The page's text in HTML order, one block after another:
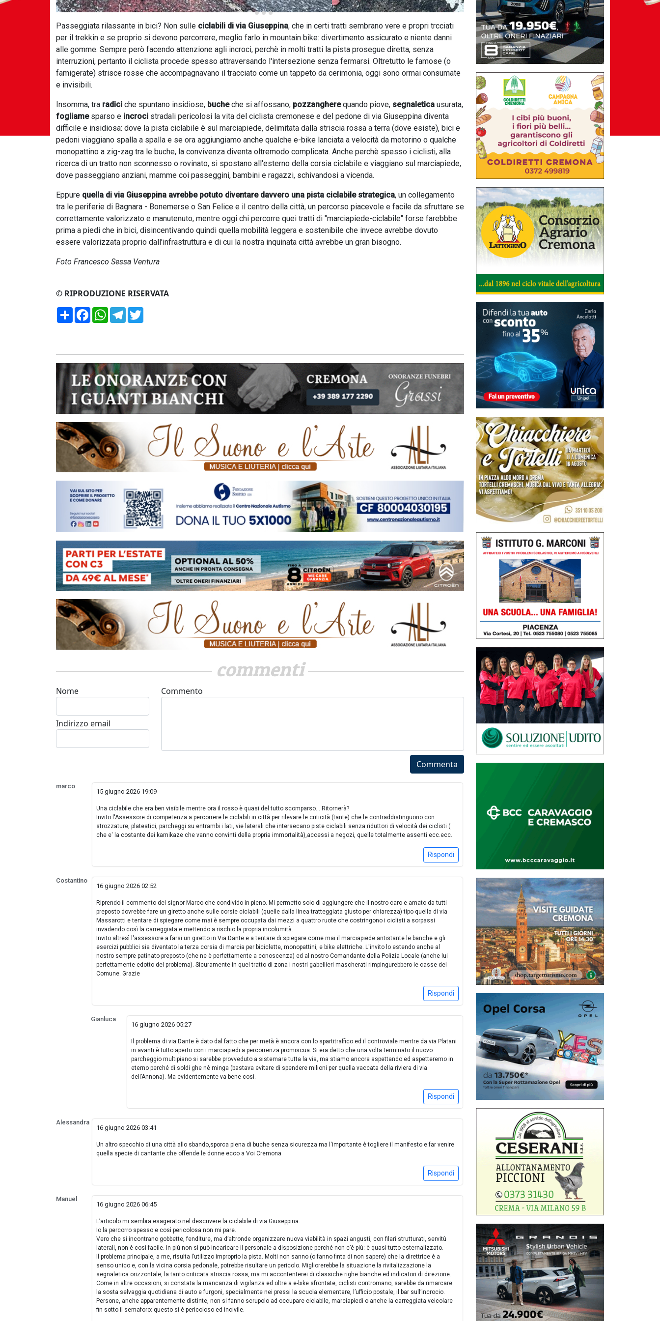
Passeggiata rilassante in bici? Non sulle ciclabili di via Giuseppina, che in certi tratti sembrano vere e propri trcciati
per il trekkin e se proprio si devono percorrere, meglio farlo in mountain bike: divertimento assicurato e niente danni
alle gomme. Sempre però facendo attenzione agli incroci, perchè in molti tratti la pista prosegue diretta, senza
interruzioni, pertanto il ciclista procede spesso attraversando l'intersezione senza fermarsi. Oltretutto le famose (o
famigerate) strisce rosse che accompagnavano il tracciato come un tappeto da cerimonia, oggi sono ormai consumate
e invisibili.
Insomma, tra radici che spuntano insidiose, bucheche si affossano, pozzangherequando piove, segnaletica usurata,
fogliamesparso e incroci stradali pericolosi la vita del ciclista cremonese e del pedone di via Giuseppina diventa
difficile e insidiosa: dove la pista ciclabile è sul marciapiede, delimitata dalla striscia rossa a terra (dove esiste), bici e
pedoni viaggiano spalla a spalla e se ora aggiungiamo anche qualche e-bike lanciata a velocità da motorino o qualche
monopattino a zig-zag tra le buche, la convivenza diventa oltremodo complicata. Anche perchè spesso i ciclisti, alla
ricerca di un tratto non sconnesso o rovinato, si spostano all'esterno della corsia ciclabile e viaggiano sul marciapiede,
dove passeggiano anziani, mamme coi passeggini, bambini e ragazzi, schivandosi a vicenda.
Eppure quella di via Giuseppina avrebbe potuto diventare davvero una pista ciclabile strategica, un collegamento
tra le periferie di Bagnara - Bonemerse o San Felice e il centro della città, un percorso piacevole e facile da sfruttare se
correttamente valorizzato e manutenuto, mentre oggi chi percorre quei tratti di "marciapiede-ciclabile" forse farebbbe
prima a piedi che in bici, disincentivando quindi quella mobilità leggera e sostenibile che invece avrebbe dovuto
essere valorizzata proprio dall'infrastruttura e di cui la nostra inquinata città avrebbe un gran bisogno.
Foto Francesco Sessa Ventura
© RIPRODUZIONE RISERVATA
CondividiFacebookWhatsApp
Telegram
commenti
Nome
Indirizzo email
Commento
Commenta
marco
15 giugno 2026 19:09
Una ciclabile che era ben visibile mentre ora il rosso è quasi del tutto scomparso... Ritornerà?
Invito l'Assessore di competenza a percorrere le ciclabili in città per rilevare le criticità (tante) che le contraddistinguono con
strozzature, plateatici, parcheggi su entrambi i lati, vie laterali che intersecano piste ciclabili senza riduttori di velocità dei ciclisti (
che e' la costante dei kamikaze che vanno convinti della propria immortalità),accessi a negozi, quelle totalmente assenti ecc.ecc.
Rispondi
Costantino
16 giugno 2026 02:52
Riprendo il commento del signor Marco che condivido in pieno. Mi permetto solo di aggiungere che il nostro caro e amato da tutti
preposto dovrebbe fare un giretto anche sulle corsie ciclabili (quelle dalla linea tratteggiata giusto per chiarezza) tipo quella di via
Massarotti e tentare di spiegare come mai è sempre occupata dai mezzi a quattro ruote che costringono i ciclisti a sorpassi
invadendo così la carreggiata e mettendo a rischio la propria incolumità.
Invito altresì l'assessore a farsi un giretto in Via Dante e a tentare di spiegare come mai il marciapiede antistante le banche e gli
esercizi pubblici sia diventato la terza corsia di marcia per biciclette, monopattini, e bike elettriche. L'invito lo estendo anche al
nostro sempre patinato preposto (che ne è perfettamente a conoscenza) ed al nostro Comandante della Polizia Locale (anche lui
perfettamente edotto del problema). Sicuramente in quel tratto di zona i nostri gabellieri mascherati rimpingurebbero le casse del
Comune. Grazie
Rispondi
Gianluca
16 giugno 2026 05:27
Il problema di via Dante è dato dal fatto che per metà è ancora con lo spartitraffico ed il controviale mentre da via Platani
in avanti è tutto aperto con i marciapiedi a percorrenza promiscua. Si era detto che una volta terminato il nuovo
parcheggio multipiano si sarebbe provveduto a sistemare tutta la via, ma stiamo ancora aspettando ed aspetteremo in
eterno perché di soldi ghe nè minga (bastava evitare di spendere milioni per quella vaccata della riviera di via
dell’Annona). Ma evidentemente va bene così.
Rispondi
Alessandra
16 giugno 2026 03:41
Un altro specchio di una città allo sbando,sporca piena di buche senza sicurezza ma l'importante è togliere il manifesto e far venire
quella specie di cantante che offende le donne ecco a Voi Cremona
Rispondi
Manuel
16 giugno 2026 06:45
L’articolo mi sembra esagerato nel descrivere la ciclabile di via Giuseppina.
Io la percorro spesso e così pericolosa non mi pare.
Vero che si incontrano gobbette, fenditure, ma d’altronde organizzare nuova viabilità in spazi angusti, con filari strutturati, servitù
laterali, non è così facile. In più non si può incaricare il personale a disposizione perché non c’è più: è quasi tutto esternalizzato.
Il problema principale, a me, risulta l’utilizzo improprio la pista. Molti non sanno (o fanno finta di non sapere) che la direttrice è a
senso unico e, con la vicina corsia pedonale, potrebbe risultare un pericolo. Migliorerebbe la situazione la rivitalizzazione la
segnaletica orizzontale, la tanto criticata striscia rossa, ma mi accontenterei di classiche righe bianche ed indicatori di direzione.
Come in altre occasioni, si constata la mancanza di vigilanza ed oltre a e-bike sfrontate, ciclisti contromano, sarebbe da rimarcare
la sosta selvaggia quotidiana di auto e furgoni, specialmente nei pressi la scuola elementare, l’ufficio postale, il bar sull’incrocio.
Persone, anche apparentemente distinte, non si fanno scrupolo ad occupare ciclabile, marciapiedi o anche la carreggiata veicolare
fin sotto il semaforo: questo sì è pericoloso ed incivile.